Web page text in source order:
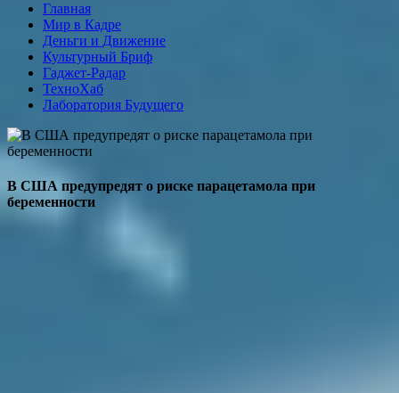
Главная
Мир в Кадре
Деньги и Движение
Культурный Бриф
Гаджет-Радар
ТехноХаб
Лаборатория Будущего
В США предупредят о риске парацетамола при
беременности